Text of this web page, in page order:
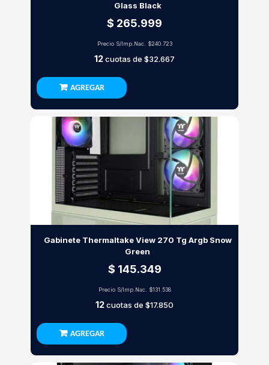
Glass Black
$ 265.999
Precio S/Imp.Nac. $240.723
12cuotas de $32.667
AGREGAR
Gabinete Thermaltake View 270 Tg Argb Snow
Green
$ 145.349
Precio S/Imp.Nac. $131.538
12cuotas de $17.850
AGREGAR